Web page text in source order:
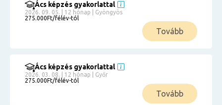
Ács képzés gyakorlattal
2026. 09. 05. | 12 hónap | Gyöngyös
275.000Ft/félév-tól
Tovább
Ács képzés gyakorlattal
2026. 03. 08. | 12 hónap | Győr
275.000Ft/félév-tól
Tovább